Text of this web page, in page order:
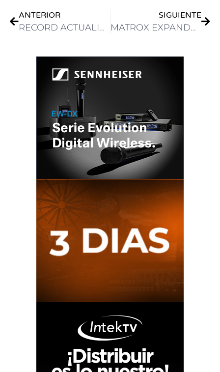
ANTERIOR
RECORD ACTUALIZA 8 ESTUDIOS CON PRO TOOLS|CARBON, HDX Y MTRX STUDIO DE AVID
SIGUIENTE
MATROX EXPANDE SU GAMA DE ENCODERS CON LA SERIE MAEVEX 7100 AVC/HEVC 4K60